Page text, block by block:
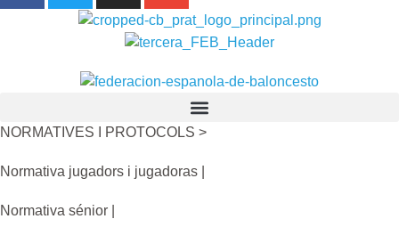
NORMATIVES I PROTOCOLS >
Normativa jugadors i jugadoras |
Normativa sénior |